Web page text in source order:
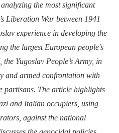
the most significant
Liberation War between 1941
experience in developing the
the largest European people’s
Yugoslav People’s Army, in
and armed confrontation with
partisans. The article highlights
and Italian occupiers, using
against the national